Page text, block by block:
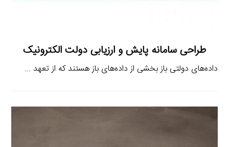
طراحی سامانه پایش و ارزیابی دولت الکترونیک
داده‌های دولتی باز بخشی از داده‌های باز هستند که از تعهد ...